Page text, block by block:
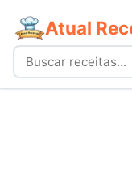
Atual
Buscar
por: